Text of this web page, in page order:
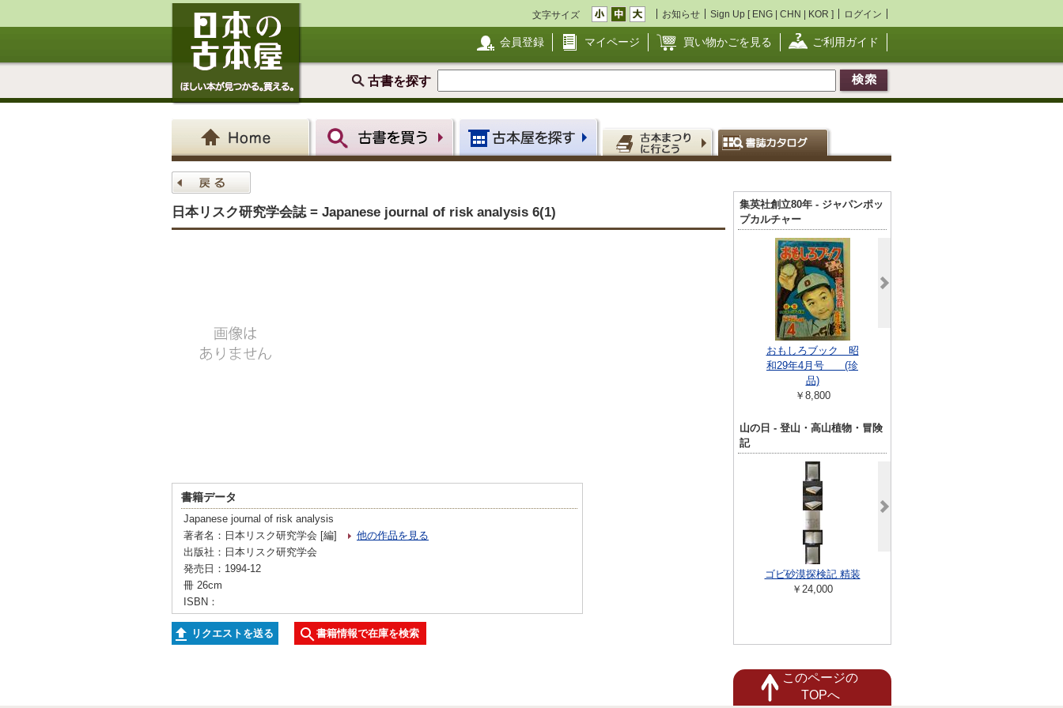
文字サイズ お知らせ Sign Up [ ENG | CHN | KOR ] ログイン
会員登録 マイページ 買い物かごを見る ご利用ガイド
古書を探す
日本リスク研究学会誌 = Japanese journal of risk analysis 6(1)
書籍データ
Japanese journal of risk analysis
著者名：日本リスク研究学会 [編]
他の作品を見る
出版社：日本リスク研究学会
発売日：1994-12
冊 26cm
ISBN：
リクエストを送る 書籍情報で在庫を検索
集英社創立80年 - ジャパンポッ
プカルチャー
おもしろブック 昭
和29年4月号 (珍
品)
￥8,800
山の日 - 登山・高山植物・冒険
記
ゴビ砂漠探検記 精装
￥24,000
このページの
TOPへ